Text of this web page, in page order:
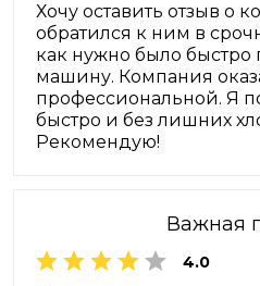
Хочу оставить отзыв о
обратился к ним в
как нужно было быстро
машину. Компания
профессиональной. Я
быстро и без лишних
Рекомендую!
4.0